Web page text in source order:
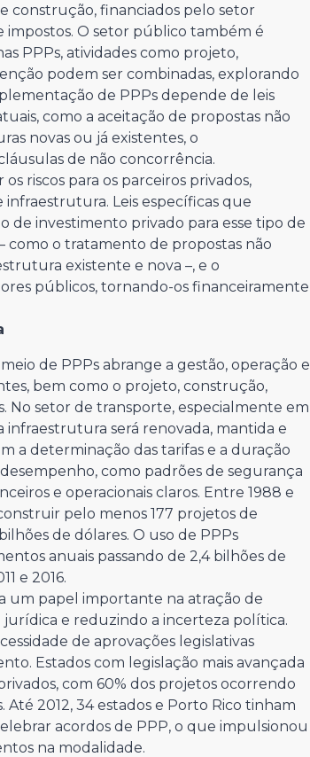
construção, financiados pelo setor
O setor público também é
PPPs, atividades como projeto,
podem ser combinadas, explorando
de PPPs depende de leis
como a aceitação de propostas não
novas ou já existentes, o
de não concorrência.
riscos para os parceiros privados,
Leis específicas que
de investimento privado para esse tipo de
como o tratamento de propostas não
existente e nova –, e o
públicos, tornando-os financeiramente
de PPPs abrange a gestão, operação e
bem como o projeto, construção,
No setor de transporte, especialmente em
infraestrutura será renovada, mantida e
a determinação das tarifas e a duração
como padrões de segurança
e operacionais claros. Entre 1988 e
pelo menos 177 projetos de
de dólares. O uso de PPPs
anuais passando de 2,4 bilhões de
e 2016.
um papel importante na atração de
e reduzindo a incerteza política.
de aprovações legislativas
Estados com legislação mais avançada
com 60% dos projetos ocorrendo
Até 2012, 34 estados e Porto Rico tinham
acordos de PPP, o que impulsionou
na modalidade.